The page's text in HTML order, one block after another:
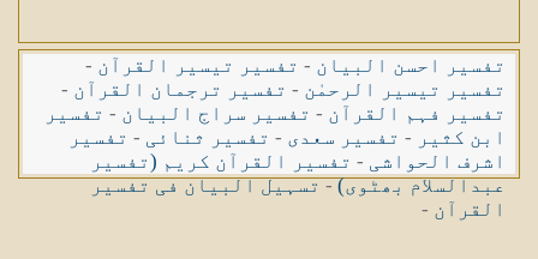
تفسیر احسن البیان - تفسیر تیسیر القرآن -
تفسیر تیسیر الرحمٰن - تفسیر ترجمان القرآن -
تفسیر فہم القرآن - تفسیر سراج البیان - تفسیر
ابن کثیر - تفسیر سعدی - تفسیر ثنائی - تفسیر
اشرف الحواشی - تفسیر القرآن کریم (تفسیر
عبدالسلام بھٹوی)-تسہیل البیان فی تفسیر
القرآن -